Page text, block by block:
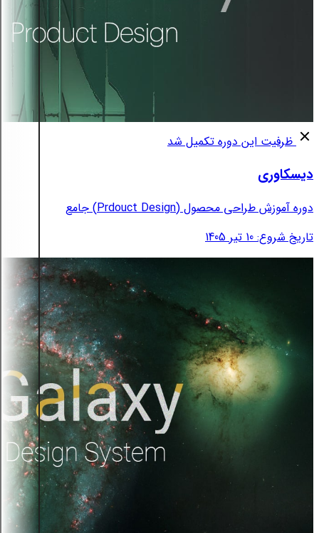
ظرفیت این دوره تکمیل شد
دیسکاوری
دوره آموزش طراحی محصول (Prdouct Design) جامع
تاریخ شروع: 10 تیر 1405